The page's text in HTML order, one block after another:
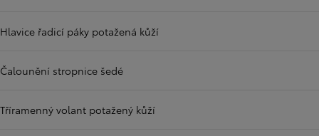
Hlavice řadicí páky potažená kůží
Čalounění stropnice šedé
Tříramenný volant potažený kůží